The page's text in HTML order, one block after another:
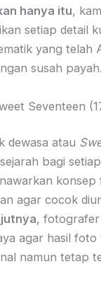
hanya itu,
setiap detail
yang telah
susah payah.
Seventeen
dewasa atau
bagi
agar cocok
, fotografer
agar hasil
namun tetap